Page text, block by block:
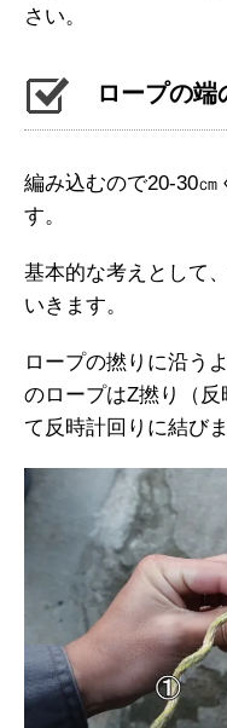
さい。
ロープの端
編み込むので20‐30
す。
基本的な考えとして
いきます。
ロープの撚りに沿う
のロープはZ撚り（
て反時計回りに結びま